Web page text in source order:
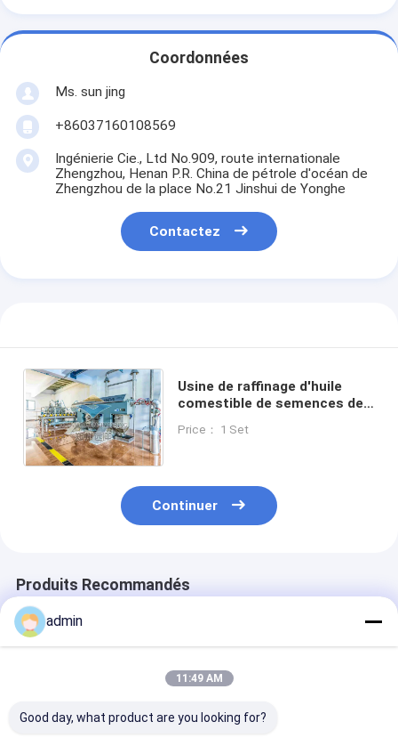
Coordonnées
Ms. sun jing
+86037160108569
Ingénierie Cie., Ltd No.909, route internationale
Zhengzhou, Henan P.R. China de pétrole d'océan de
Zhengzhou de la place No.21 Jinshui de Yonghe
Contactez
Usine de raffinage d'huile
comestible de semences de
automatique 380V/440V
Price： 1 Set
Continuer
Produits Recommandés
admin
11:49 AM
Good day, what product are you looking for?